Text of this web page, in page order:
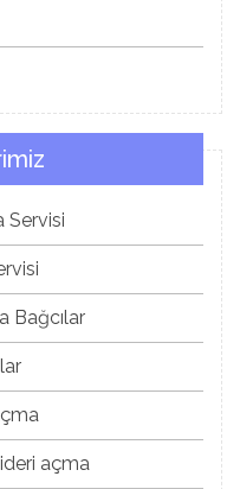
Servisi
Bağcılar
açma